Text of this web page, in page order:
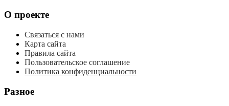
О проекте
Связаться с нами
Карта сайта
Правила сайта
Пользовательское соглашение
Политика конфиденциальности
Разное